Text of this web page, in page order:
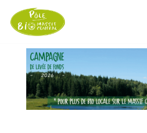
Aller
contenu